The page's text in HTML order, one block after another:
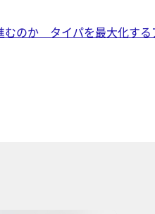
むのか タイパを最大化す